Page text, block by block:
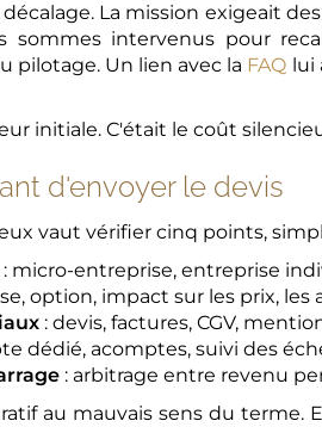
La mission exigeait
sommes intervenus pour
pilotage. Un lien avec la FAQ lui
initiale. C'était le coût
d'envoyer le devis
vaut vérifier cinq points,
: micro-entreprise, entreprise
option, impact sur les prix, les
: devis, factures, CGV,
dédié, acomptes, suivi des
: arbitrage entre revenu
au mauvais sens du terme.